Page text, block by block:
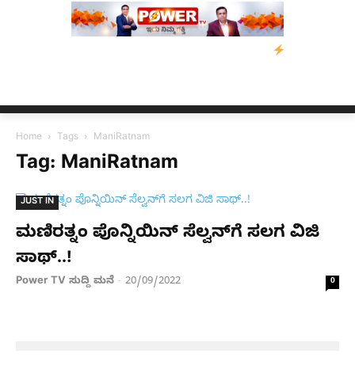
ನ್ಯೂಸ್
Home Tags ManiRatnam
Tag: ManiRatnam
JUST IN
ಮಣಿರತ್ನಂ ಪೊನ್ನಿಯಿನ್ ಸೆಲ್ವನ್​​ಗೆ ಸಲಗ ವಿಜಿ
ಸಾಥ್..!
Power TV ಸುದ್ದಿ ಮನೆ - 20/09/2022 0